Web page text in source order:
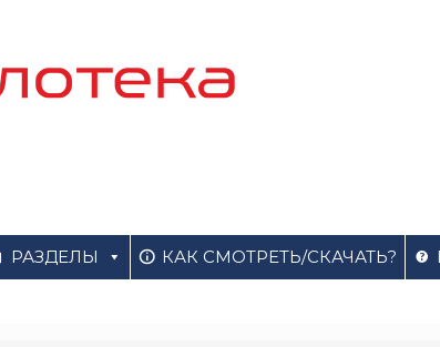
РАЗДЕЛЫ КАК СМОТРЕТЬ/СКАЧАТЬ?